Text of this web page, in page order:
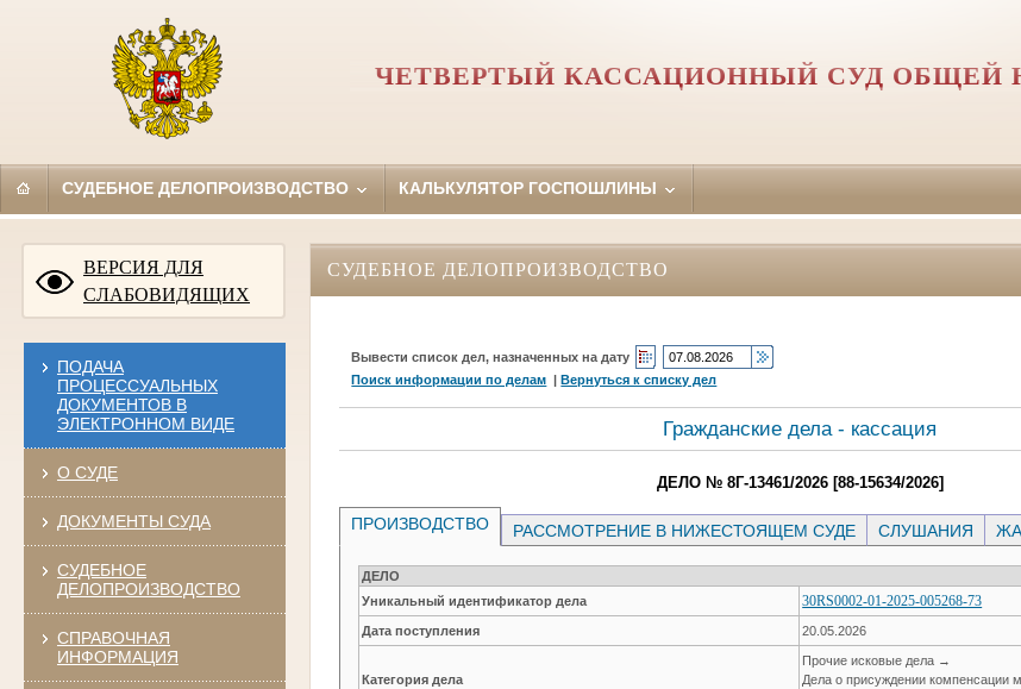
ЧЕТВЕРТЫЙ КАССАЦИОННЫЙ СУД ОБЩЕЙ
СУДЕБНОЕ ДЕЛОПРОИЗВОДСТВО КАЛЬКУЛЯТОР ГОСПОШЛИНЫ
ВЕРСИЯ ДЛЯ
СЛАБОВИДЯЩИХ
ПОДАЧА
ПРОЦЕССУАЛЬНЫХ
ДОКУМЕНТОВ В
ЭЛЕКТРОННОМ ВИДЕ
О СУДЕ
ДОКУМЕНТЫ СУДА
СУДЕБНОЕ
ДЕЛОПРОИЗВОДСТВО
СПРАВОЧНАЯ
ИНФОРМАЦИЯ
СУДЕБНОЕ ДЕЛОПРОИЗВОДСТВО
Вывести список дел, назначенных на дату
Поиск информации по делам |Вернуться к списку дел
Гражданские дела - кассация
ДЕЛО № 8Г-13461/2026 [88-15634/2026]
ПРОИЗВОДСТВО РАССМОТРЕНИЕ В НИЖЕСТОЯЩЕМ СУДЕ СЛУШАНИЯ
ДЕЛО
Уникальный идентификатор дела
30RS0002-01-2025-005268-73
Дата поступления 20.05.2026
Категория дела
Прочие исковые дела →
Дела о присуждении компенсации